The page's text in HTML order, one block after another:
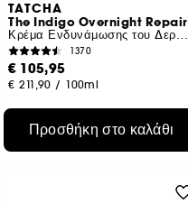
TATCHA
The Indigo Overnight Repair
Κρέμα Ενδυνάμωσης του Δερματικού Φραγμού
1370
€ 105,95
€ 211,90 / 100ml
Προσθήκη στο καλάθι